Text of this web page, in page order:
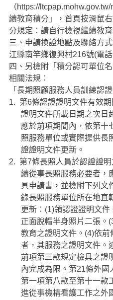
（https://ltcpap.mohw.gov.tw/
續教育積分」，首頁按滑鼠右
分規定：請自行檢視繼續教
三、申請換證地點及聯絡方式
江縣南竿鄉復興村216號(電話
四、另檢附「積分認可單位名
相關法規：
「長期照顧服務人員訓練認
1. 第6條認證證明文件有效
證明文件所載日期之次日
應於前項期間內，依第十
照服務單位或實際提供長
證證明文件更新。
2. 第7條長照人員於認證證
續從事長照服務必要者，
具申請書，並檢附下列文
錄長照服務單位所在地直
更新： (1)領認證證明文件
正面脫帽半身照片二張。
教育之證明文件。 (4)依前
者，其服務之證明文件。
前項第三款規定檢具之證
內完成為限。第21條外國
第一項第八款至第十一款
進從事機構看護工作之外